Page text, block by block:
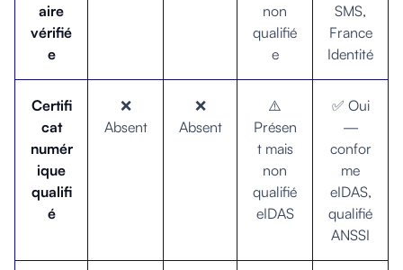
aire
vérifié
e
non
qualifié
e
SMS,
France
Identité
Certifi
cat
numér
ique
qualifi
é
❌
Absent
❌
Absent
⚠️
Présen
t mais
non
qualifié
eIDAS
✅ Oui
—
confor
me
eIDAS,
qualifié
ANSSI